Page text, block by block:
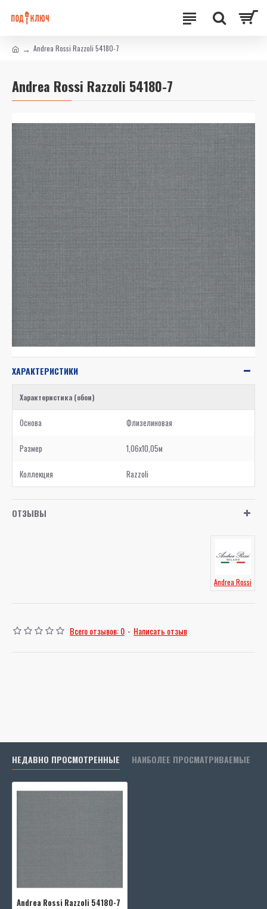
Andrea Rossi Razzoli 54180-7
Andrea Rossi Razzoli 54180-7
ХАРАКТЕРИСТИКИ
Характеристика (обои)
Основа Флизелиновая
Размер 1,06x10,05м
Коллекция Razzoli
ОТЗЫВЫ
Andrea Rossi
Всего отзывов: 0 - Написать отзыв
НЕДАВНО ПРОСМОТРЕННЫЕ НАИБОЛЕЕ ПРОСМАТРИВАЕМЫЕ
Andrea Rossi Razzoli 54180-7